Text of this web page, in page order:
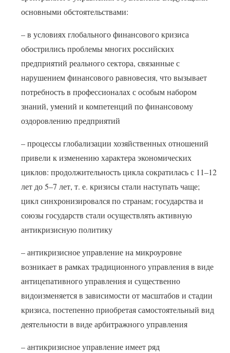
основными обстоятельствами:
– в условиях глобального финансового кризиса
обострились проблемы многих российских
предприятий реального сектора, связанные с
нарушением финансового равновесия, что вызывает
потребность в профессионалах с особым набором
знаний, умений и компетенций по финансовому
оздоровлению предприятий
– процессы глобализации хозяйственных отношений
привели к изменению характера экономических
циклов: продолжительность цикла сократилась с 11–12
лет до 5–7 лет, т. е. кризисы стали наступать чаще;
цикл синхронизировался по странам; государства и
союзы государств стали осуществлять активную
антикризисную политику
– антикризисное управление на микроуровне
возникает в рамках традиционного управления в виде
антицепативного управления и существенно
видоизменяется в зависимости от масштабов и стадии
кризиса, постепенно приобретая самостоятельный вид
деятельности в виде арбитражного управления
– антикризисное управление имеет ряд